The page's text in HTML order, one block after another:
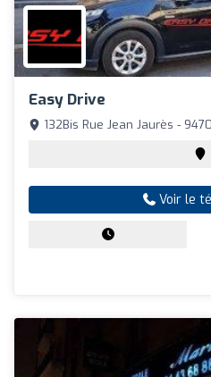
Easy Drive
132Bis Rue Jean Jaurès -
Voir le